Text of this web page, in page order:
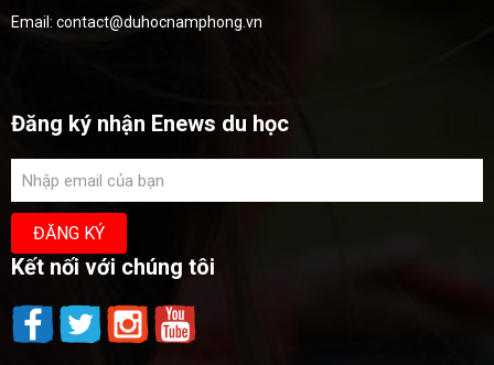
Email: contact@duhocnamphong.vn
Đăng ký nhận Enews du học
Kết nối với chúng tôi